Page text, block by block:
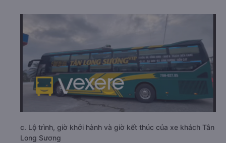
c. Lộ trình, giờ khởi hành và giờ kết thúc của xe khách Tân
Long Sương